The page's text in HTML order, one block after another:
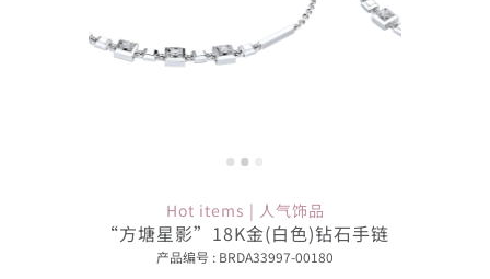
Hot items | 人气饰品
“方塘星影”18K金(白色)钻石手链
产品编号 : BRDA33997-00180